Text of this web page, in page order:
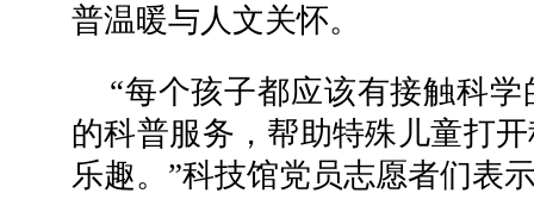
普温暖与人文关怀。
“每个孩子都应该有接触科
的科普服务，帮助特殊儿童打
乐趣。”科技馆党员志愿者们表